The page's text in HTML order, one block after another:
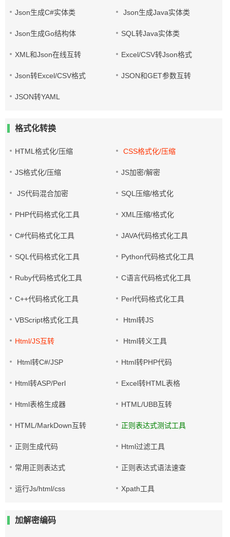
Json生成C#实体类 Json生成Java实体类
Json生成Go结构体 SQL转Java实体类
XML和Json在线互转 Excel/CSV转Json格式
Json转Excel/CSV格式 JSON和GET参数互转
JSON转YAML
格式化转换
HTML格式化/压缩 CSS格式化/压缩
JS格式化/压缩 JS加密/解密
JS代码混合加密 SQL压缩/格式化
PHP代码格式化工具 XML压缩/格式化
C#代码格式化工具 JAVA代码格式化工具
SQL代码格式化工具 Python代码格式化工具
Ruby代码格式化工具 C语言代码格式化工具
C++代码格式化工具 Perl代码格式化工具
VBScript格式化工具 Html转JS
Html/JS互转 Html转义工具
Html转C#/JSP Html转PHP代码
Html转ASP/Perl Excel转HTML表格
Html表格生成器 HTML/UBB互转
HTML/MarkDown互转 正则表达式测试工具
正则生成代码 Html过滤工具
常用正则表达式 正则表达式语法速查
运行Js/html/css Xpath工具
加解密编码